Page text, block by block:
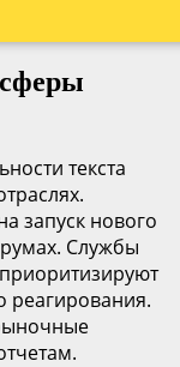
текста
запуск нового
Службы
реагирования.